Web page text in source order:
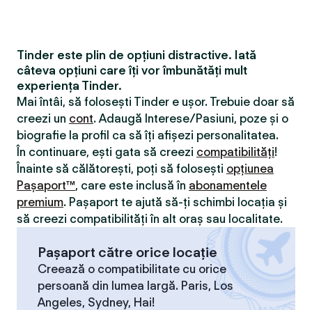
Tinder este plin de opțiuni distractive. Iată
câteva opțiuni care îți vor îmbunătăți mult
experiența Tinder.
Mai întâi, să folosești Tinder e ușor. Trebuie doar să
creezi un cont. Adaugă Interese/Pasiuni, poze și o
biografie la profil ca să îți afișezi personalitatea.
În continuare, ești gata să creezi compatibilităţi!
Înainte să călătorești, poți să folosești opțiunea
Pașaport™, care este inclusă în abonamentele
premium. Pașaport te ajută să-ți schimbi locația și
să creezi compatibilităţi în alt oraș sau localitate.
Pașaport către orice locație
Creează o compatibilitate cu orice
persoană din lumea largă. Paris, Los
Angeles, Sydney, Hai!